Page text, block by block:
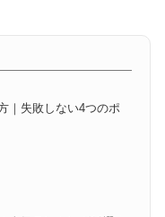
｜失敗しない4つのポ